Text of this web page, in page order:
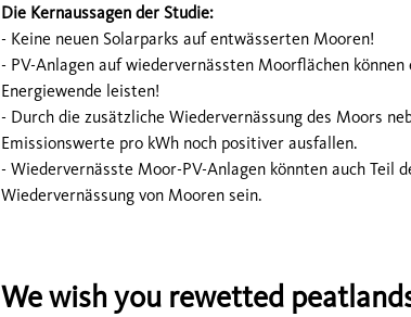
Die Kernaussagen der Studie:
- Keine neuen Solarparks auf entwässerten Mooren!
- PV-Anlagen auf wiedervernässten Moorflächen
Energiewende leisten!
- Durch die zusätzliche Wiedervernässung des Moors
Emissionswerte pro kWh noch positiver ausfallen.
- Wiedervernässte Moor-PV-Anlagen könnten auch Teil
Wiedervernässung von Mooren sein.
We wish you rewetted